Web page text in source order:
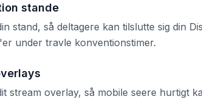
stande
stand, så deltagere kan tilslutte sig din
under travle konventionstimer.
stream overlay, så mobile seere hurtigt